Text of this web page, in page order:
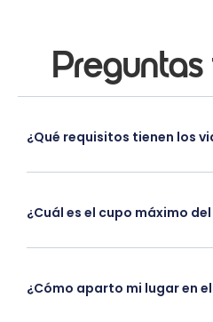
¿Qué requisitos tienen los
¿Cuál es el cupo máximo
¿Cómo aparto mi lugar en